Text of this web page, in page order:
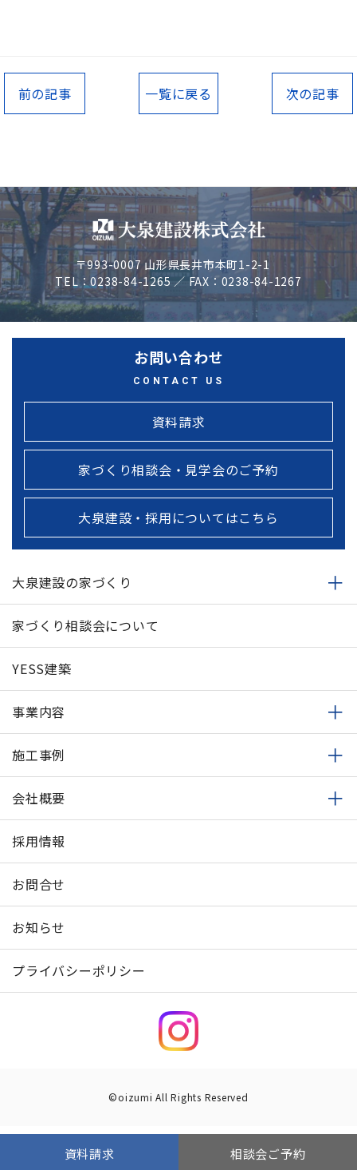
前の記事 一覧に戻る 次の記事
〒993-0007 山形県長井市本町1-2-1
TEL：0238-84-1265 ／ FAX：0238-84-1267
お問い合わせ
CONTACT US
資料請求
家づくり相談会・見学会のご予約
大泉建設・採用についてはこちら
大泉建設の家づくり
家づくり相談会について
YESS建築
事業内容
施工事例
会社概要
採用情報
お問合せ
お知らせ
プライバシーポリシー
©oizumi All Rights Reserved
資料請求 相談会ご予約